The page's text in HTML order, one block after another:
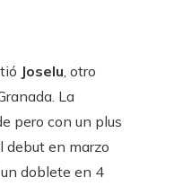
Joselu , otro
La
pero con un plus
debut en marzo
doblete en 4